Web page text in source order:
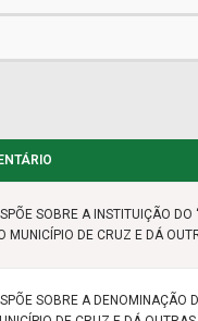
SOBRE A INSTITUIÇÃO
MUNICÍPIO DE CRUZ E DÁ
SOBRE A DENOMINAÇÃO